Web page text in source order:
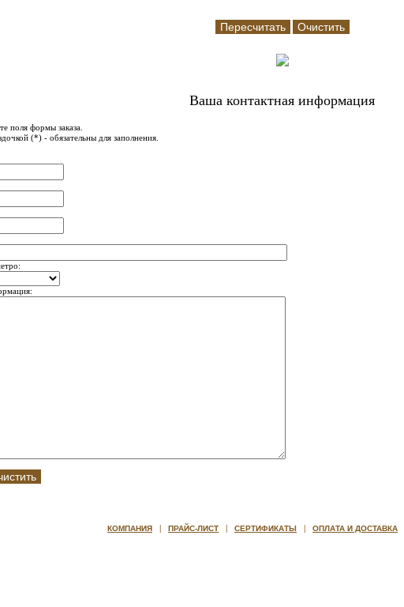
Ваша контактная информация
поля формы заказа.
(*) - обязательны для заполнения.
КОМПАНИЯ | ПРАЙС-ЛИСТ | СЕРТИФИКАТЫ | ОПЛАТА И ДОСТАВКА